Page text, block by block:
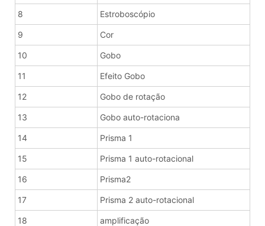
8 Estroboscópio
9 Cor
10 Gobo
11 Efeito Gobo
12 Gobo de rotação
13 Gobo auto-rotaciona
14 Prisma 1
15 Prisma 1 auto-rotacional
16 Prisma2
17 Prisma 2 auto-rotacional
18 amplificação